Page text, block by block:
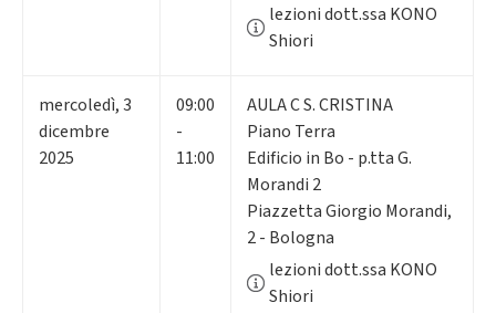
lezioni dott.ssa KONO
Shiori
mercoledì,3
dicembre
2025
09:00
-
11:00
AULA C S. CRISTINA
Piano Terra
Edificio in Bo - p.tta G.
Morandi 2
Piazzetta Giorgio Morandi,
2 - Bologna
lezioni dott.ssa KONO
Shiori